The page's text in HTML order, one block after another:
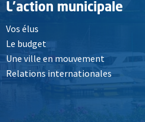
L'action municipale
Vos élus
Le budget
Une ville en mouvement
Relations internationales